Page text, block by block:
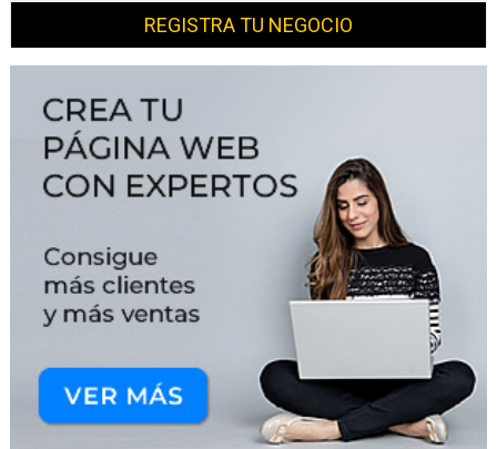
REGISTRA TU NEGOCIO